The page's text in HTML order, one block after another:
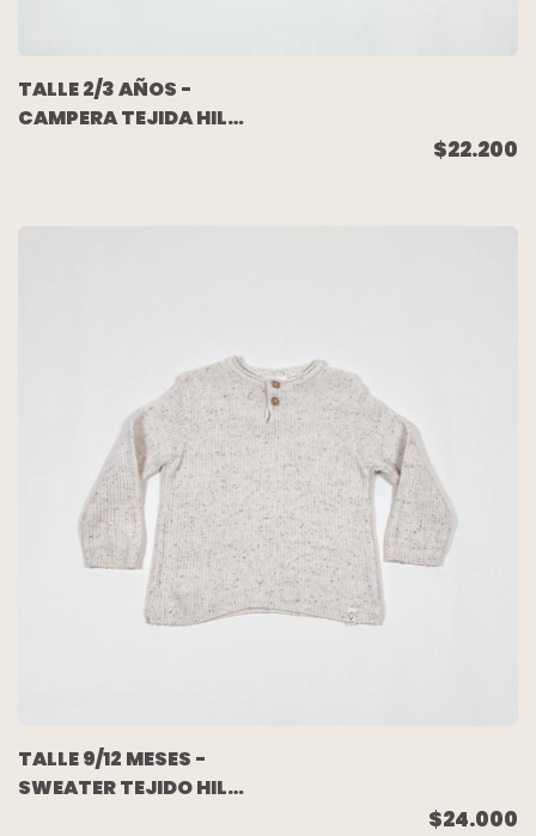
TALLE 2/3 AÑOS -
CAMPERA TEJIDA HILO
$22.200
TALLE 9/12 MESES -
SWEATER TEJIDO HILO
$24.000